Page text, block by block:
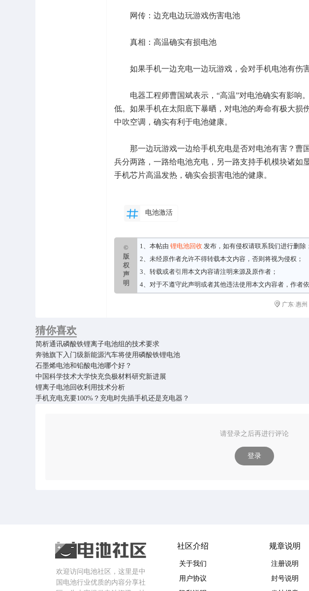
网传：边充电边玩游戏伤害电池
真相：高温确实有损电池
如果手机一边充电一边玩游戏，会对手机电池有伤
电器工程师曹国斌表示，“高温”对电池确实有影响
低。如果手机在太阳底下暴晒，对电池的寿命有极大损
中吹空调，确实有利于电池健康。
那一边玩游戏一边给手机充电是否对电池有害？曹
兵分两路，一路给电池充电，另一路支持手机模块诸如
手机芯片高温发热，确实会损害电池的健康。
电池激活
©
版
权
声
明
1、本帖由 锂电池回收 发布，如有侵权请联系我们进行删除
2、未经原作者允许不得转载本文内容，否则将视为侵权；
3、转载或者引用本文内容请注明来源及原作者；
4、对于不遵守此声明或者其他违法使用本文内容者，作者
广东·惠州
猜你喜欢
简析通讯磷酸铁锂离子电池组的技术要求
奔驰旗下入门级新能源汽车将使用磷酸铁锂电池
石墨烯电池和铅酸电池哪个好？
中国科学技术大学快充负极材料研究新进展
锂离子电池回收利用技术分析
手机充电充要100%？充电时先插手机还是充电器？
请登录之后再进行评论
登录
欢迎访问电池社区，这里是中
国电池行业优质的内容分享社
社区介绍
关于我们
用户协议
规章说明
注册说明
封号说明